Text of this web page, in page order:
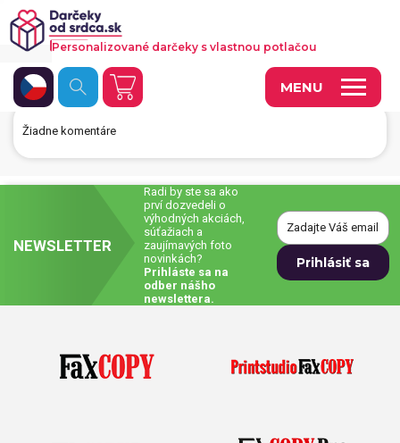
MENU
Fotoobrazy a dekorácie
Fotoknihy a fotozošity
Personalizované hry
Vankúše a iný textil
Personalizované darčeky s vlastnou potlačou
Žiadne komentáre
NEWSLETTER
Radi by ste sa ako
prví dozvedeli o
výhodných akciách,
súťažiach a
zaujímavých foto
novinkách?
Prihláste sa na
odber nášho
newslettera.